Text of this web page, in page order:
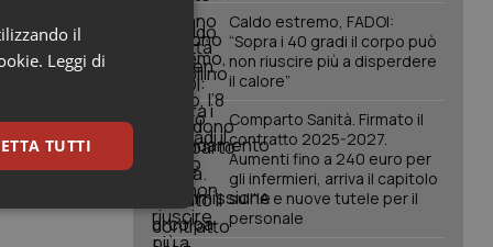
a
i
per il
Caldo estremo, FADOI:
“Sopra i 40 gradi il corpo può
non riuscire più a disperdere
il calore”
Comparto Sanità. Firmato il
contratto 2025-2027.
Aumenti fino a 240 euro per
gli infermieri, arriva il capitolo
sull'IA e nuove tutele per il
personale
il
Leggi di
TUTTI